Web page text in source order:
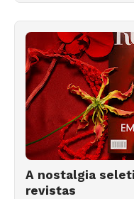
A nostalgia
revistas